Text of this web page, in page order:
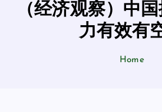
（经济观察）中
力有效有
Home